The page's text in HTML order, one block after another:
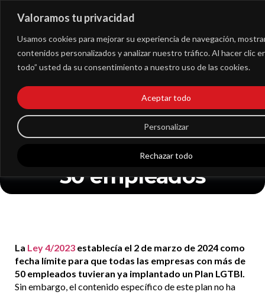
Valoramos tu privacidad
Usamos cookies para mejorar su experiencia de navegación,
contenidos personalizados y analizar nuestro tráfico. Al hacer clic
todo” usted da su consentimiento a nuestro uso de las cookies.
Personalizar
Rechazar todo
Aceptar todo
Estas son las
características del
Plan LGTBI
obligatorio para
empresas con más de
50 empleados
La Ley 4/2023 establecía el 2 de marzo de 2024 como
fecha límite para que todas las empresas con más de
50 empleados tuvieran ya implantado un Plan LGTBI.
Sin embargo, el contenido específico de este plan no ha